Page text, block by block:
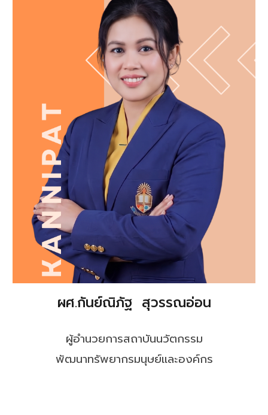
ผศ.กันย์ณิภัฐ สุวรรณอ่อน
ผู้อำนวยการสถาบันนวัตกรรม
พัฒนาทรัพยากรมนุษย์และองค์กร